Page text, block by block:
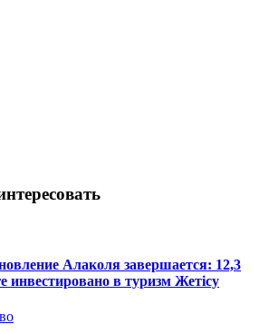
Алаколя завершается: 12,3
инвестировано в туризм Жетісу